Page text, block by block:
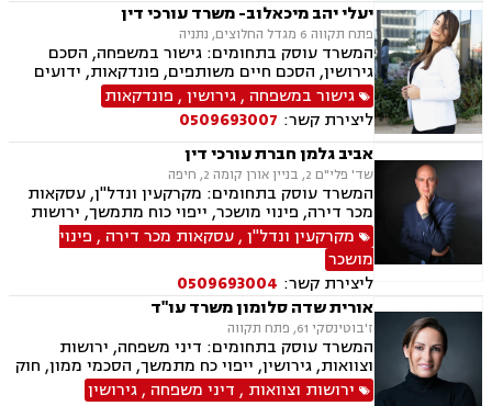
יעלי יהב מיכאלוב- משרד עורכי דין
פתח תקווה 6 מגדל החלוצים, נתניה
המשרד עוסק בתחומים: גישור במשפחה, הסכם
גירושין, הסכם חיים משותפים, פונדקאות, ידועים
בציבור, אפוטרופסות, הסכמי ממון, אבהות, מזונות,
זמני שהות, גירושין, הורות חד מינית, נישואים
אזרחיים, חוק הנוער, אימוץ , חלוקת רכוש, מעמד
אישי, תיאום הורי, חטיפת ילדים, זמני שהות (החזקת
ילדים), אומנה, ניכור הורי, עסקאות מתנה, הוצאה
לפועל, חדלות פירעון, ייפוי כוח מתמשך, מסמך
הבעת רצון, צוואות וירושה.
גישור במשפחה ,גירושין, פונדקאות
ליצירת קשר: 0509693007
אביב גלמן חברת עורכי דין
שד' פלי"ם 2, בניין אורן קומה 2, חיפה
המשרד עוסק בתחומים: מקרקעין ונדל"ן, עסקאות
מכר דירה, פינוי מושכר, ייפוי כוח מתמשך, ירושות
וצוואות, נוטריון.
מקרקעין ונדל"ן,עסקאות מכר דירה , פינוי
מושכר
ליצירת קשר: 0509693004
אורית שדה סלומון משרד עו"ד
ז'בוטינסקי 61, פתח תקווה
המשרד עוסק בתחומים: דיני משפחה, ירושות
וצוואות, גירושין, ייפוי כח מתמשך, הסכמי ממון, חוק
הנוער, פירוק שיתוף, משמורת, זמני שהות, הסכם
ירושות וצוואות , דיני משפחה ,גירושין